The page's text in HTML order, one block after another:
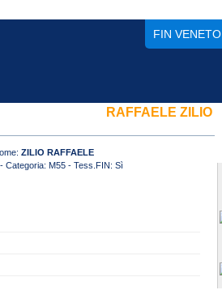
FIN VENETO
RAFFAELE ZILIO
ZILIO RAFFAELE
Categoria: M55 - Tess.FIN: Sì